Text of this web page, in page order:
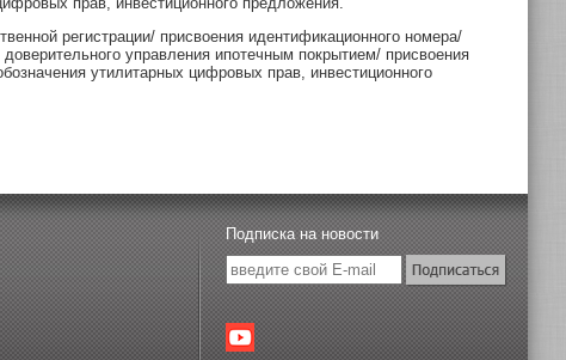
регистрации/ присвоения идентификационного номера/
управления ипотечным покрытием/ присвоения
утилитарных цифровых прав, инвестиционного
Подписка на новости